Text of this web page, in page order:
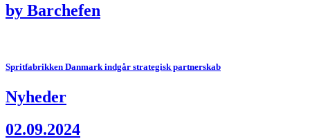
by Barchefen
Spritfabrikken Danmark indgår strategisk partnerskab
Nyheder
02.09.2024